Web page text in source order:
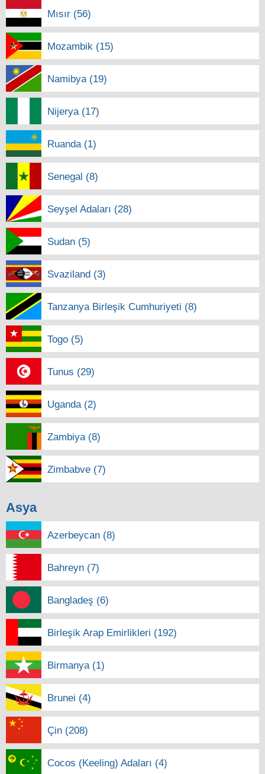
Mısır (56)
Mozambik (15)
Namibya (19)
Nijerya (17)
Ruanda (1)
Senegal (8)
Seyşel Adaları (28)
Sudan (5)
Svaziland (3)
Tanzanya Birleşik Cumhuriyeti (8)
Togo (5)
Tunus (29)
Uganda (2)
Zambiya (8)
Zimbabve (7)
Asya
Azerbeycan (8)
Bahreyn (7)
Bangladeş (6)
Birleşik Arap Emirlikleri (192)
Birmanya (1)
Brunei (4)
Çin (208)
Cocos (Keeling) Adaları (4)